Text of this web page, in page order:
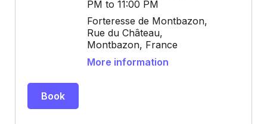
PM to 11:00 PM
Forteresse de Montbazon,
Rue du Château,
Montbazon, France
More information
Book